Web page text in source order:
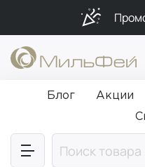
Подарки в
Блог Акции